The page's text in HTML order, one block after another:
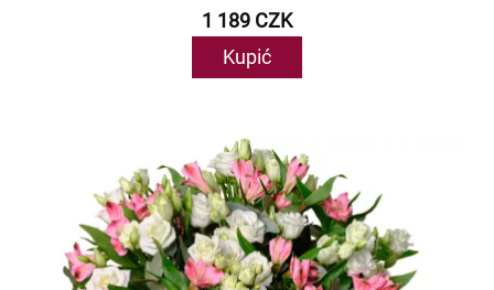
1 189 CZK
Kupić